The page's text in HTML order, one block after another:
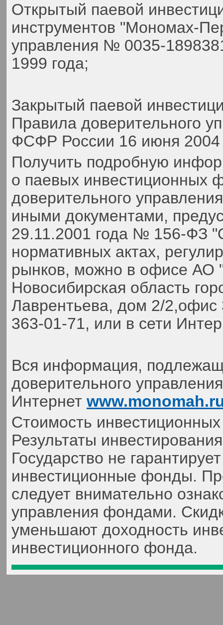
Открытый паевой
инструментов "Мономах-
управления № 0035-
1999 года;
Закрытый паевой
Правила доверительного
ФСФР России 16 июня 2004
Получить подробную
о паевых инвестиционных
доверительного
иными документами,
29.11.2001 года № 156-ФЗ
нормативных актах,
рынков, можно в офисе АО
Новосибирская область
Лаврентьева, дом 2/
363-01-71, или в сети
Вся информация,
доверительного
Интернет
Стоимость
Результаты
Государство не
инвестиционные фонды.
следует внимательно
управления фондами.
уменьшают доходность
инвестиционного фонда.